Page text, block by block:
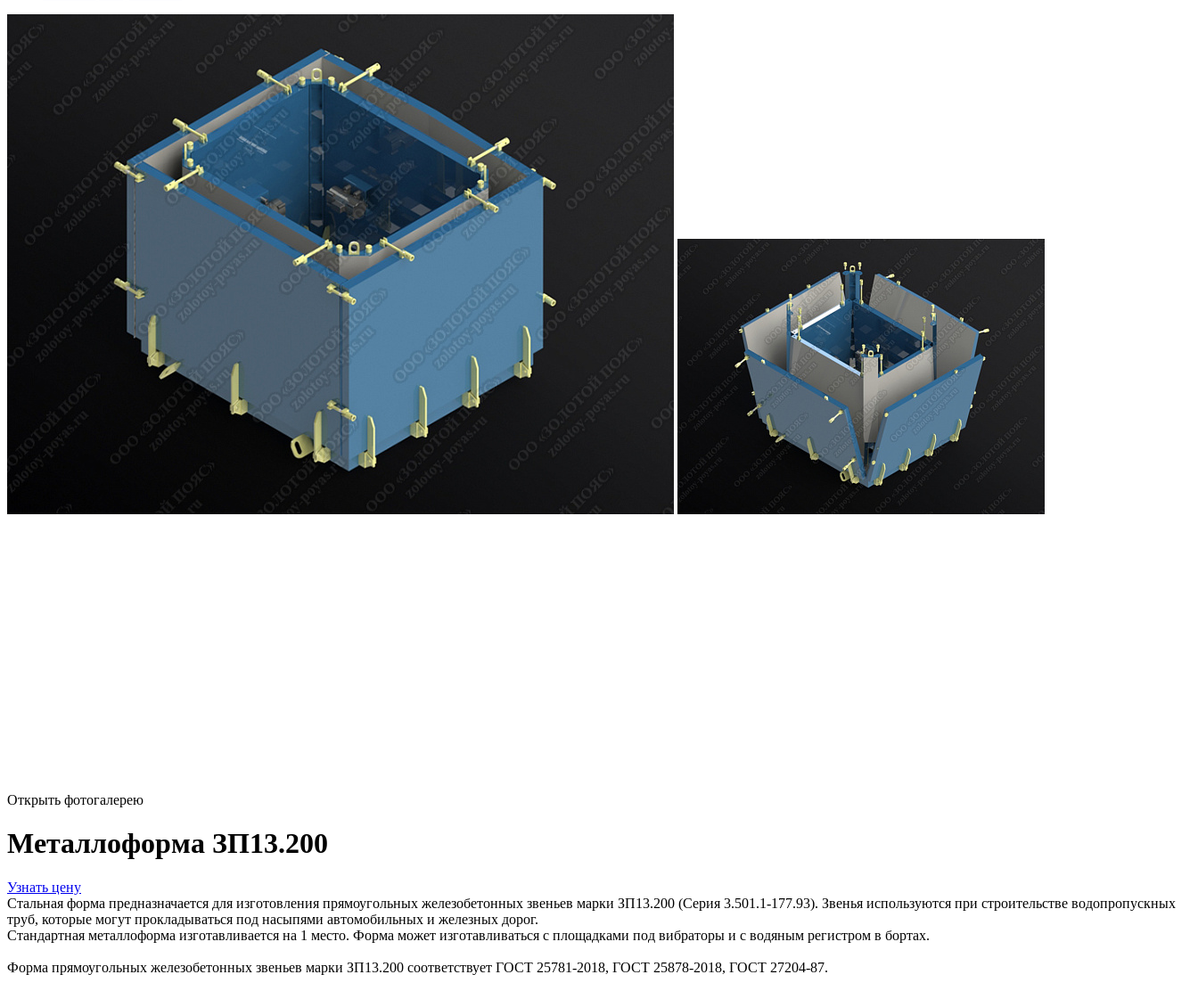
Открыть фотогалерею
Металлоформа ЗП13.200
Узнать цену
Стальная форма предназначается для изготовления прямоугольных железобетонных звеньев марки ЗП13.200 (Серия 3.501.1-177.93). Звенья используются при строительстве водопропускных
труб, которые могут прокладываться под насыпями автомобильных и железных дорог.
Стандартная металлоформа изготавливается на 1 место. Форма может изготавливаться с площадками под вибраторы и с водяным регистром в бортах.
Форма прямоугольных железобетонных звеньев марки ЗП13.200 соответствует ГОСТ 25781-2018, ГОСТ 25878-2018, ГОСТ 27204-87.